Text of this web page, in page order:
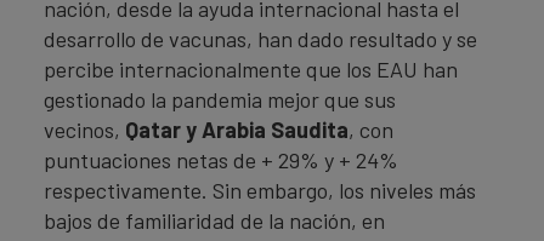
nación, desde la ayuda internacional hasta el
desarrollo de vacunas, han dado resultado y se
percibe internacionalmente que los EAU han
gestionado la pandemia mejor que sus
vecinos, Qatar y Arabia Saudita, con
puntuaciones netas de + 29% y + 24%
respectivamente. Sin embargo, los niveles más
bajos de familiaridad de la nación, en